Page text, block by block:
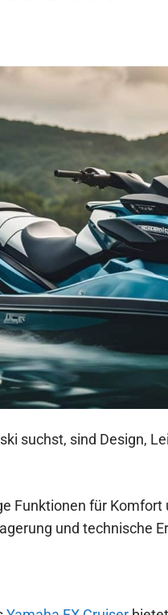
suchst, sind Design,
Funktionen für Komfort
und technische